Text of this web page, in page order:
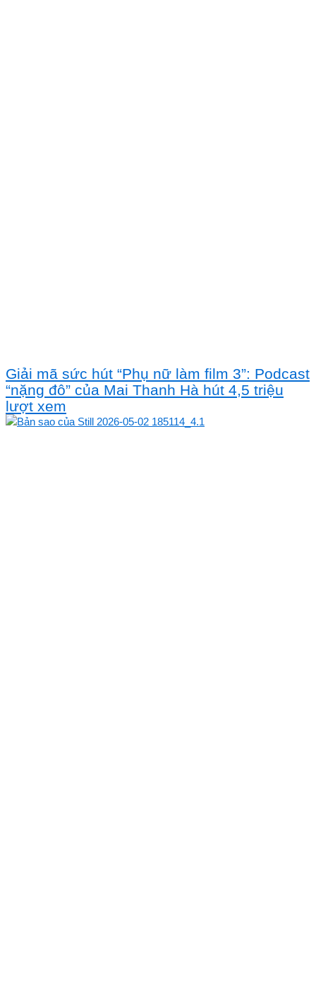
Giải mã sức hút “Phụ nữ làm film 3”: Podcast
“nặng đô” của Mai Thanh Hà hút 4,5 triệu
lượt xem